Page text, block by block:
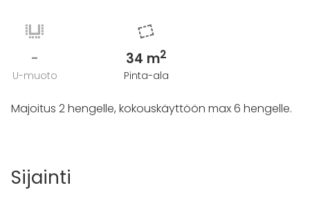
-
U-muoto
34 m2
Pinta-ala
Majoitus 2 hengelle, kokouskäyttöön max 6 hengelle.
Sijainti